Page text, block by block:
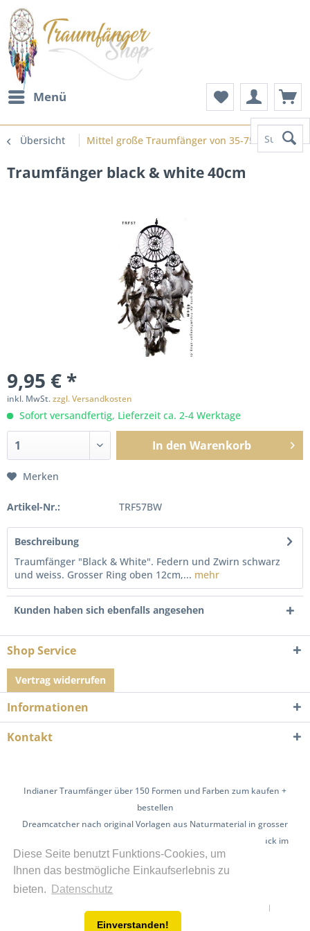
Diese Seite benutzt Funktions-Cookies, um
Ihnen das bestmögliche Einkaufserlebnis zu
bieten.
Datenschutz
Einverstanden!
Menü
Suchen
Übersicht Mittel große Traumfänger von 35-75cm
Traumfänger black & white 40cm
9,95 € *
inkl. MwSt.zzgl. Versandkosten
Sofort versandfertig, Lieferzeit ca. 2-4 Werktage
In den Warenkorb
Merken
Artikel-Nr.: TRF57BW
Beschreibung
Traumfänger "Black & White". Federn und Zwirn schwarz
und weiss. Grosser Ring oben 12cm,... mehr
Kunden haben sich ebenfalls angesehen
Shop Service
Vertrag widerrufen
Informationen
Kontakt
Indianer Traumfänger über 150 Formen und Farben zum kaufen +
bestellen
Dreamcatcher nach original Vorlagen aus Naturmaterial in grosser
Auswahl | auch mit Edelsteinen | exklusive Unikate Einzelstück im
Shop und auf Anfrage
Über uns
Versand und Zahlungsbedingungen